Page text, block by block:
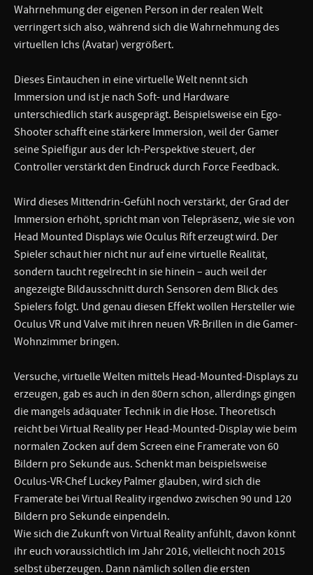
Wahrnehmung der eigenen Person in der realen Welt
verringert sich also, während sich die Wahrnehmung des
virtuellen Ichs (Avatar) vergrößert.
Dieses Eintauchen in eine virtuelle Welt nennt sich
Immersion und ist je nach Soft- und Hardware
unterschiedlich stark ausgeprägt. Beispielsweise ein Ego-
Shooter schafft eine stärkere Immersion, weil der Gamer
seine Spielfigur aus der Ich-Perspektive steuert, der
Controller verstärkt den Eindruck durch Force Feedback.
Wird dieses Mittendrin-Gefühl noch verstärkt, der Grad der
Immersion erhöht, spricht man von Telepräsenz, wie sie von
Head Mounted Displays wie Oculus Rift erzeugt wird. Der
Spieler schaut hier nicht nur auf eine virtuelle Realität,
sondern taucht regelrecht in sie hinein – auch weil der
angezeigte Bildausschnitt durch Sensoren dem Blick des
Spielers folgt. Und genau diesen Effekt wollen Hersteller wie
Oculus VR und Valve mit ihren neuen VR-Brillen in die Gamer-
Wohnzimmer bringen.
Versuche, virtuelle Welten mittels Head-Mounted-Displays zu
erzeugen, gab es auch in den 80ern schon, allerdings gingen
die mangels adäquater Technik in die Hose. Theoretisch
reicht bei Virtual Reality per Head-Mounted-Display wie beim
normalen Zocken auf dem Screen eine Framerate von 60
Bildern pro Sekunde aus. Schenkt man beispielsweise
Oculus-VR-Chef Luckey Palmer glauben, wird sich die
Framerate bei Virtual Reality irgendwo zwischen 90 und 120
Bildern pro Sekunde einpendeln.
Wie sich die Zukunft von Virtual Reality anfühlt, davon könnt
ihr euch voraussichtlich im Jahr 2016, vielleicht noch 2015
selbst überzeugen. Dann nämlich sollen die ersten